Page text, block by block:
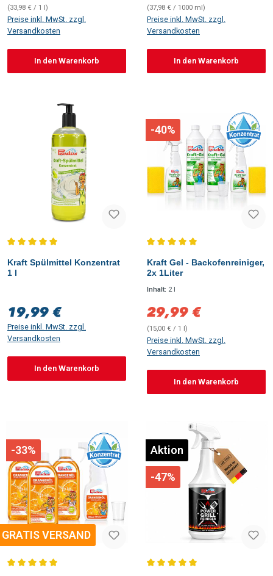
(33,98 € / 1 l)
Preise inkl. MwSt. zzgl.
Versandkosten
In den Warenkorb
(37,98 € / 1000 ml)
Preise inkl. MwSt. zzgl.
Versandkosten
In den Warenkorb
Kraft Spülmittel Konzentrat
1 l
Regulärer Preis:
19,99 €
Preise inkl. MwSt. zzgl.
Versandkosten
In den Warenkorb
-40%
Kraft Gel - Backofenreiniger,
2x 1Liter
Inhalt: 2 l
Verkaufspreis:
29,99 €
(15,00 € / 1 l)
Preise inkl. MwSt. zzgl.
Versandkosten
In den Warenkorb
-33%
GRATIS VERSAND
Aktion
-47%